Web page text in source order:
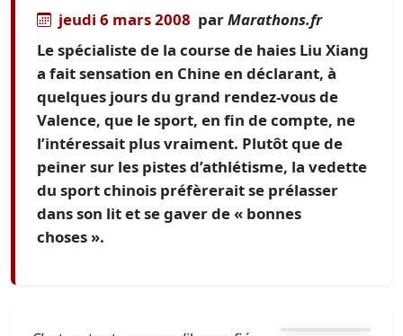
jeudi 6 mars 2008 parMarathons.fr
Le spécialiste de la course de haies Liu Xiang
a fait sensation en Chine en déclarant, à
quelques jours du grand rendez-vous de
Valence, que le sport, en fin de compte, ne
l’intéressait plus vraiment. Plutôt que de
peiner sur les pistes d’athlétisme, la vedette
du sport chinois préfèrerait se prélasser
dans son lit et se gaver de « bonnes
choses ».